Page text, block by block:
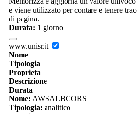
e viene utilizzato per contare e tenere
di pagina.
Durata: 1 giorno
www.unisr.it
Nome
Tipologia
Proprieta
Descrizione
Durata
Nome: AWSALBCORS
Tipologia: analitico